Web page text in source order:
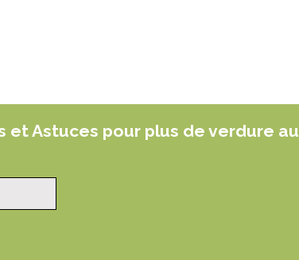
et Astuces pour plus de verdure au